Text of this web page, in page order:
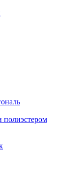
полиэстером